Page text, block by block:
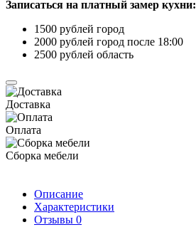
Записаться на платный замер кухни:
1500 рублей город
2000 рублей город после 18:00
2500 рублей область
Доставка
Оплата
Сборка мебели
Описание
Характеристики
Отзывы 0